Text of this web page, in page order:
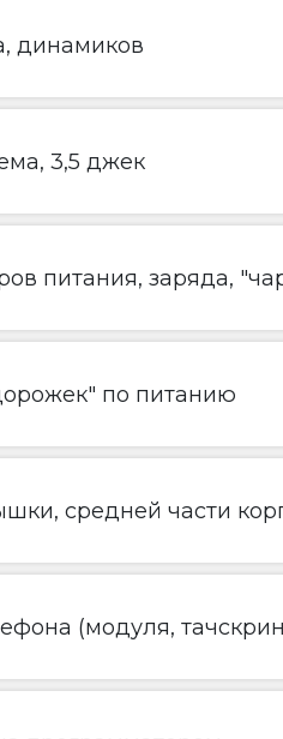
динамиков
3,5 джек
питания, заряда,
по питанию
средней части
(модуля,